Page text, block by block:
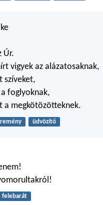
Úr.
vigyek az alázatosaknak,
szíveket,
foglyoknak,
a megkötözötteknek.
remény üdvözítő
felebarát